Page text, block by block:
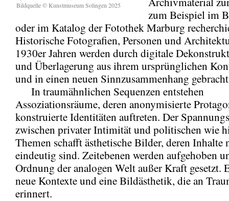
Bildquelle © Kunstmuseum Solingen 2025
zum Beispiel im
oder im Katalog der Fotothek Marburg
Historische Fotografien, Personen und
1930er Jahren werden durch digitale
und Überlagerung aus ihrem ursprünglichen
und in einen neuen Sinnzusammenhang
In traumähnlichen Sequenzen entstehen
Assoziationsräume, deren anonymisierte
konstruierte Identitäten auftreten. Der
zwischen privater Intimität und politischen wie
Themen schafft ästhetische Bilder, deren Inhalte
eindeutig sind. Zeitebenen werden aufgehoben
Ordnung der analogen Welt außer Kraft gesetzt.
neue Kontexte und eine Bildästhetik, die an
erinnert.